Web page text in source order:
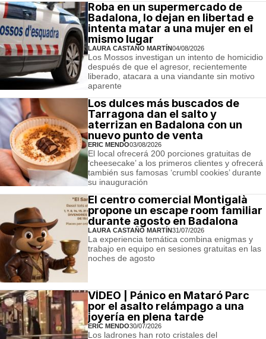
Roba en un supermercado de
Badalona, lo dejan en libertad e
intenta matar a una mujer en el
mismo lugar
LAURA CASTAÑO MARTÍN04/08/2026
Los Mossos investigan un intento de homicidio
después de que el agresor, recientemente
liberado, atacara a una viandante sin motivo
aparente
Los dulces más buscados de
Tarragona dan el salto y
aterrizan en Badalona con un
nuevo punto de venta
ERIC MENDO03/08/2026
El local ofrecerá 200 porciones gratuitas de
‘cheesecake’ a los primeros clientes y ofrecerá
también sus famosas ‘crumbl cookies’ durante
su inauguración
El centro comercial Montigalà
propone un escape room familiar
durante agosto en Badalona
LAURA CASTAÑO MARTÍN31/07/2026
La experiencia temática combina enigmas y
trabajo en equipo en sesiones gratuitas en las
noches de agosto
VÍDEO | Pánico en Mataró Parc
por el asalto relámpago a una
joyería en plena tarde
ERIC MENDO30/07/2026
Los ladrones han roto cristales del